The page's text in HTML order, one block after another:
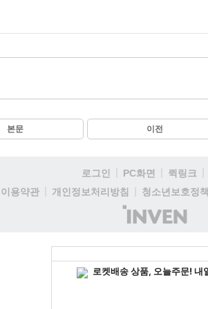
본문 이전
로그인 PC화면 퀵링크
이용약관
개인정보처리방침 청소년보호정책
(주)
인